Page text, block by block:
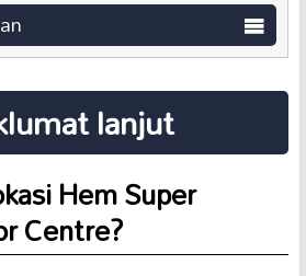
lanjut
Hem Super
Centre?